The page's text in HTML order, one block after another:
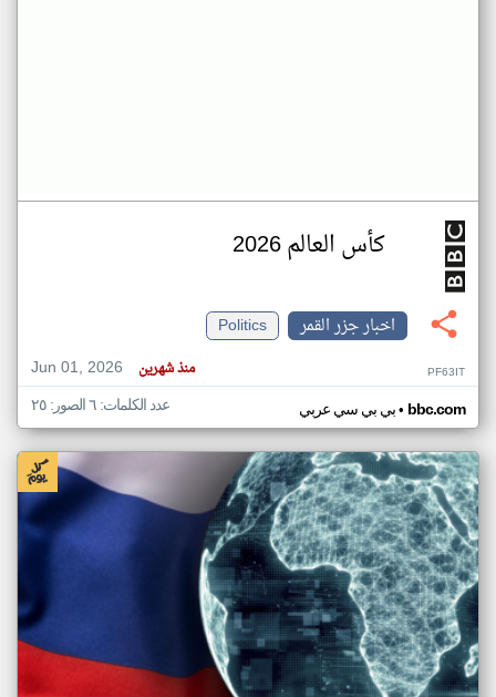
كأس العالم 2026
اخبار جزر القمر
Politics
Jun 01, 2026
منذ شهرين PF63IT
بي بي سي عربي• bbc.com عدد الكلمات: ٦ الصور: ٢٥